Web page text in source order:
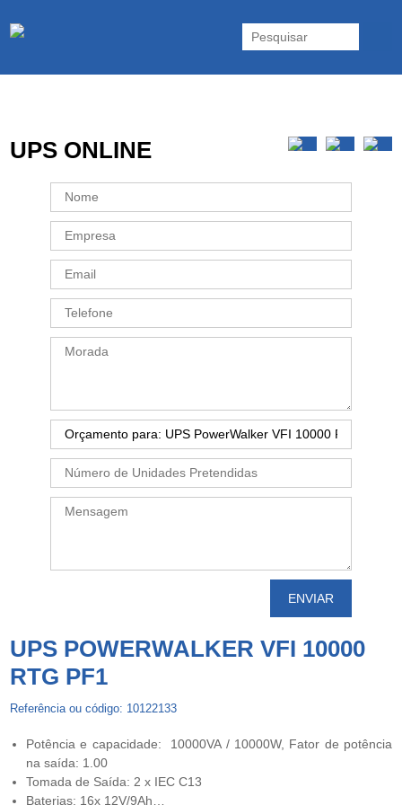
Inversores e acessórios. Portugal.
UPS ONLINE
UPS POWERWALKER VFI 10000
RTG PF1
Referência ou código: 10122133
Potência e capacidade: 10000VA / 10000W, Fator de potência
na saída: 1.00
Tomada de Saída: 2 x IEC C13
Baterias: 16x 12V/9Ah…